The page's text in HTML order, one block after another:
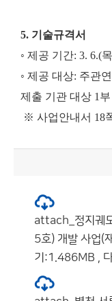
5. 기술규격서
◦ 제공 기간: 3. 6.(
◦ 제공 대상: 주관
제출 기관 대상 1
※ 사업안내서 18
attach_정지궤
5호) 개발 사업(
기:1.486MB ,